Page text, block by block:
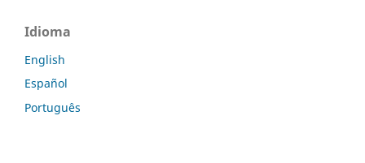
Idioma
English
Español
Português